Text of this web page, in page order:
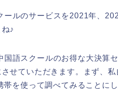
ルのサービスを2021年、
♪
語スクールのお得な大決算
せていただきます。まず、
を使って調べてみることにし